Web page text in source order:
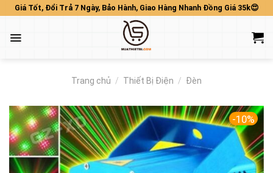
Skip
content
Giá Tốt, Đổi Trả 7 Ngày, Bảo Hành, Giao Hàng Nhanh Đồng Giá 35k😍
Trang chủ / Thiết Bị Điện / Đèn
-10%